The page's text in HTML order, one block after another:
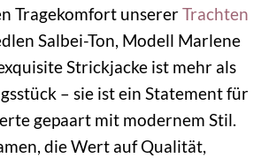
Tragekomfort unsererTrachten
Salbei-Ton, Modell Marlene
Strickjacke ist mehr als
– sie ist ein Statement für
gepaart mit modernem Stil.
die Wert auf Qualität,